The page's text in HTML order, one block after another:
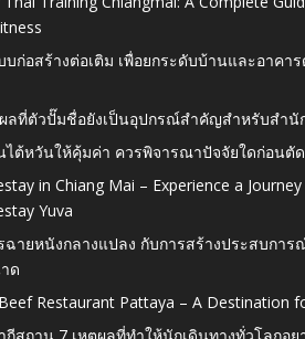
บก่อสร้างต่อเติม เพื่อยกระดับบ้านและอาคา
ลที่ตัวปั๊มชื่อยังเป็นอุปกรณ์สำคัญสำหรับสำ
ไต้หวันให้คุ้มค่า ควรพิจารณาปัจจัยใดก่อนตั
in Chiang Mai – Experience a
Yuva
ฉายหนังกลางแปลง กับการสร้างประสบกา
ด
Restaurant Pattaya – A Destination